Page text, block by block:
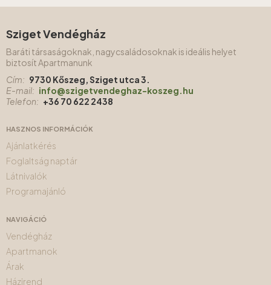
Sziget Vendégház
Baráti társaságoknak, nagycsaládosoknak is ideális helyet
biztosít Apartmanunk
Cím: 9730 Kőszeg, Sziget utca 3.
E-mail: info@szigetvendeghaz-koszeg.hu
Telefon: +36 70 622 2438
HASZNOS INFORMÁCIÓK
Ajánlatkérés
Foglaltság naptár
Látnivalók
Programajánló
NAVIGÁCIÓ
Vendégház
Apartmanok
Árak
Házirend